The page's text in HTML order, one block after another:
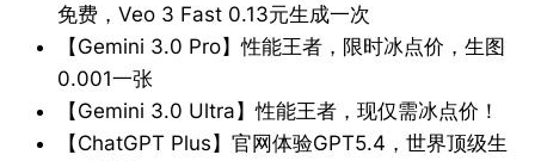
免费，Veo 3 Fast 0.13元生成一次
【Gemini 3.0 Pro】性能王者，限时冰点价，生图
0.001一张
【Gemini 3.0 Ultra】性能王者，现仅需冰点价！
【ChatGPT Plus】官网体验GPT5.4，世界顶级生